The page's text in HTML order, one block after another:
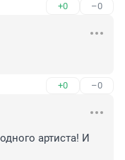
+0 –0
+0 –0
артиста! И